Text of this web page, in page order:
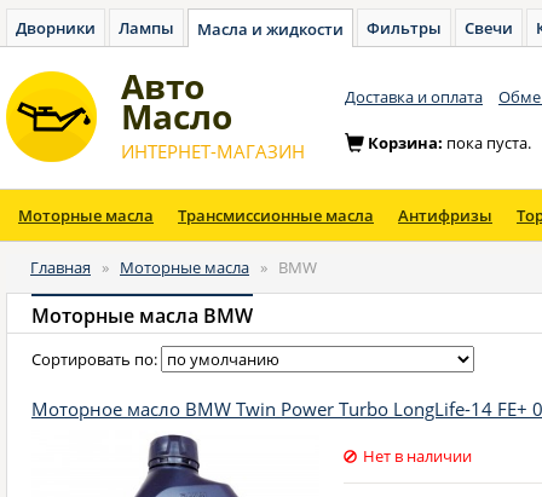
Дворники Лампы Масла и жидкости Фильтры Свечи
Авто
Масло
ИНТЕРНЕТ-МАГАЗИН
Доставка и оплата
Корзина: пока пуста.
Моторные масла Трансмиссионные масла Антифризы
Главная » Моторные масла » BMW
Моторные масла BMW
Сортировать по:
Моторное масло BMW Twin Power Turbo LongLife-14 FE+
Нет в наличии